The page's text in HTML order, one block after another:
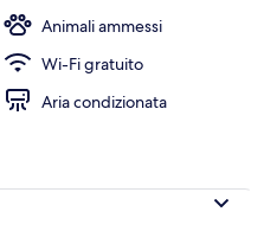
Animali ammessi
Wi-Fi gratuito
Aria condizionata